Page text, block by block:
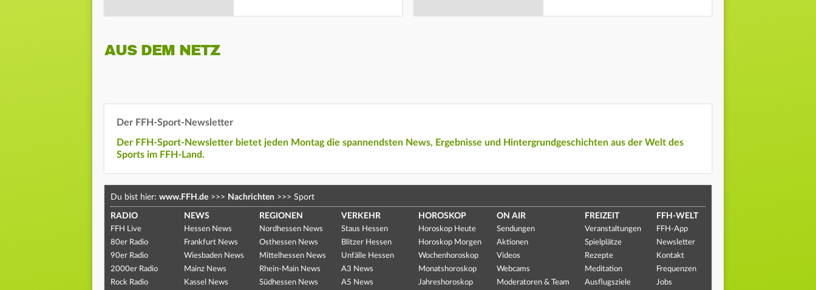
AUS DEM NETZ
Der FFH-Sport-Newsletter
Der FFH-Sport-Newsletter bietet jeden Montag die spannendsten News, Ergebnisse und Hintergrundgeschichten aus der Welt des
Sports im FFH-Land.
Du bist hier: www.FFH.de >>> Nachrichten >>> Sport
RADIO
FFH Live
80er Radio
90er Radio
2000er Radio
Rock Radio
NEWS
Hessen News
Frankfurt News
Wiesbaden News
Mainz News
Kassel News
REGIONEN
Nordhessen News
Osthessen News
Mittelhessen News
Rhein-Main News
Südhessen News
VERKEHR
Staus Hessen
Blitzer Hessen
Unfälle Hessen
A3 News
A5 News
HOROSKOP
Horoskop Heute
Horoskop Morgen
Wochenhoroskop
Monatshoroskop
Jahreshoroskop
ON AIR
Sendungen
Aktionen
Videos
Webcams
Moderatoren & Team
FREIZEIT
Veranstaltungen
Spielplätze
Rezepte
Meditation
Ausflugsziele
FFH-WELT
FFH-App
Newsletter
Kontakt
Frequenzen
Jobs